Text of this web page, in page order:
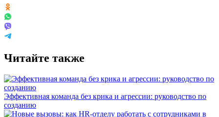
Читайте также
Эффективная команда без крика и агрессии: руководство по
созданию